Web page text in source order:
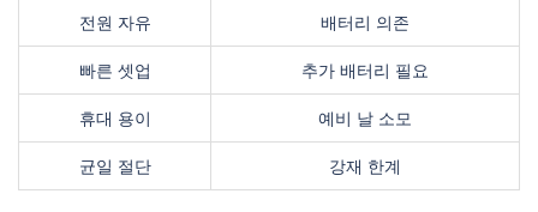
전원 자유 배터리 의존
빠른 셋업 추가 배터리 필요
휴대 용이 예비 날 소모
균일 절단 강재 한계